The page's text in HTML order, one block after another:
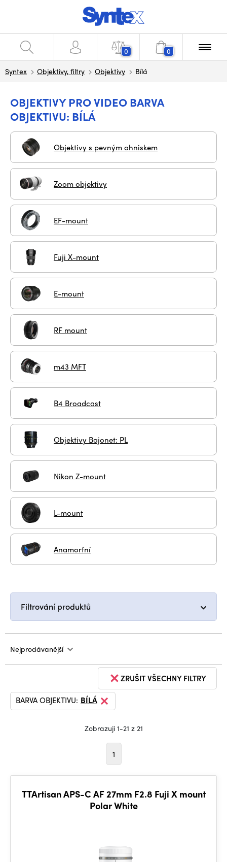
0 0
Syntex Objektivy, filtry Objektivy Bílá
OBJEKTIVY PRO VIDEO BARVA
OBJEKTIVU: BÍLÁ
Objektivy s pevným ohniskem
Zoom objektivy
EF-mount
Fuji X-mount
E-mount
RF mount
m43 MFT
B4 Broadcast
Objektivy Bajonet: PL
Nikon Z-mount
L-mount
Anamorfní
Filtrování produktů
Nejprodávanější
ZRUŠIT VŠECHNY FILTRY
BARVA OBJEKTIVU: BÍLÁ
Zobrazuji 1-21 z 21
1
TTArtisan APS-C AF 27mm F2.8 Fuji X mount
Polar White